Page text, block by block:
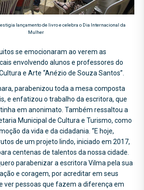
lançamento de livro e celebra o Dia Internacional da
Mulher
se emocionaram ao verem as
envolvendo alunos e professores do
e Arte “Anézio de Souza Santos”.
parabenizou toda a mesa composta
e enfatizou o trabalho da escritora, que
em anonimato. Também ressaltou a
Municipal de Cultura e Turismo, como
da vida e da cidadania. “E hoje,
de um projeto lindo, iniciado em 2017,
centenas de talentos da nossa cidade.
parabenizar a escritora Vilma pela sua
e coragem, por acreditar em seus
ver pessoas que fazem a diferença em